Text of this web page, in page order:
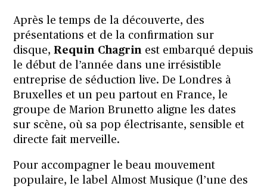
Après le temps dela découverte, des
présentations et de la confirmation sur
disque,Requin Chagrin est embarqué depuis
le début de l’année dans une irrésistible
entreprise de séduction live. De Londres à
Bruxelles et un peu partout en France, le
groupe de Marion Brunetto aligne les dates
sur scène, où sa pop électrisante, sensible et
directe fait merveille.
Pour accompagner le beau mouvement
populaire, le labelAlmost Musique (l’une des